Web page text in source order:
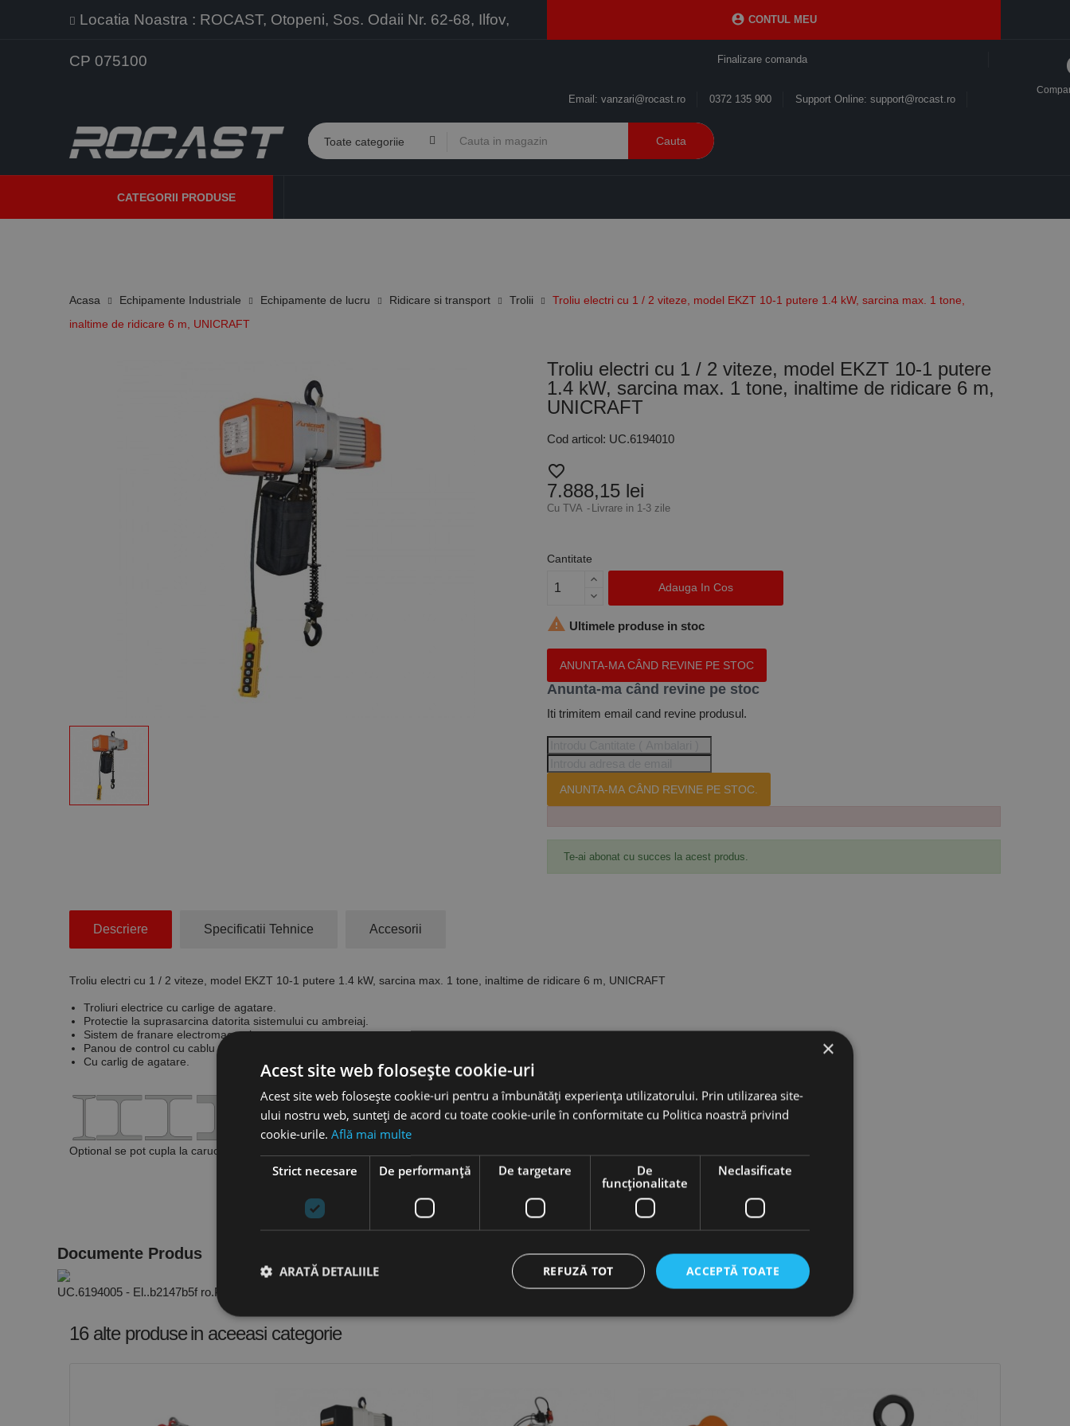
Locatia Noastra : ROCAST, Otopeni, Sos. Odaii Nr. 62-68, Ilfov,
CP 075100
 CONTUL MEU
Finalizare comanda
Support Online: support@rocast.ro
0372 135 900
Email: vanzari@rocast.ro
Cauta
CATEGORII PRODUSE
Acasa Echipamente Industriale Echipamente de lucru Ridicare si transport Trolii
Troliu electri cu 1 / 2 viteze, model EKZT 10-1 putere 1.4 kW, sarcina max. 1 tone,
inaltime de ridicare 6 m, UNICRAFT
Troliu electri cu 1 / 2 viteze, model EKZT 10-1 putere
1.4 kW, sarcina max. 1 tone, inaltime de ridicare 6 m,
UNICRAFT
Cod articol: UC.6194010
favorite_border
7.888,15 lei
Cu TVA Livrare in 1-3 zile
Cantitate
Adauga In Cos
 Ultimele produse in stoc
ANUNTA-MA CÂND REVINE PE STOC
Anunta-ma când revine pe stoc
Iti trimitem email cand revine produsul.
ANUNTA-MA CÂND REVINE PE STOC.
Te-ai abonat cu succes la acest produs.
Descriere Specificatii Tehnice Accesorii
Troliu electri cu 1 / 2 viteze, model EKZT 10-1 putere 1.4 kW, sarcina max. 1 tone, inaltime de ridicare 6 m, UNICRAFT
Troliuri electrice cu carlige de agatare.
Protectie la suprasarcina datorita sistemului cu ambreiaj.
Sistem de franare electromagnetica.
Panou de control cu cablu de 6m, dotat cu buton de oprire de urgenta.
Cu carlig de agatare.
Optional se pot cupla la carucioare actionate electric pentru deplasarea pe sina (profil I - latime 74-180 mm).
Documente Produs
UC.6194005 - El..b2147b5f ro.PDF
16 alte produsein aceeasi categorie
×
Acest site web folosește cookie-uri
Acest site web folosește cookie-uri pentru a îmbunătăți experiența utilizatorului. Prin utilizarea site-
ului nostru web, sunteți de acord cu toate cookie-urile în conformitate cu Politica noastră privind
cookie-urile. Află mai multe
Strict necesare De performanță De targetare
De
funcţionalitate
Neclasificate
ACCEPTĂ TOATE
REFUZĂ TOT
ARATĂ DETALIILE
Furnizor /
Descriere